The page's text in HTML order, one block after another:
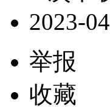
2023-
举报
收藏